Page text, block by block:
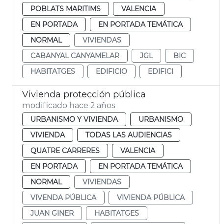
POBLATS MARITIMS
VALENCIA
EN PORTADA
EN PORTADA TEMÁTICA
NORMAL
VIVIENDAS
CABANYAL CANYAMELAR
JGL
BIC
HABITATGES
EDIFICIO EDIFICI
Vivienda protección pública
modificado hace 2 años
URBANISMO Y VIVIENDA
URBANISMO
VIVIENDA
TODAS LAS AUDIENCIAS
QUATRE CARRERES
VALENCIA
EN PORTADA
EN PORTADA TEMÁTICA
NORMAL
VIVIENDAS
VIVENDA PÚBLICA
VIVIENDA PÚBLICA
JUAN GINER
HABITATGES